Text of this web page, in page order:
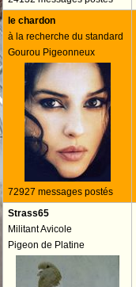
le chardon
à la recherche du standard
Gourou Pigeonneux
72927 messages postés
Strass65
Militant Avicole
Pigeon de Platine